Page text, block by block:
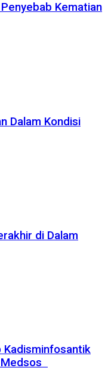
Kematian
Dalam Kondisi
di Dalam
Kadisminfosantik